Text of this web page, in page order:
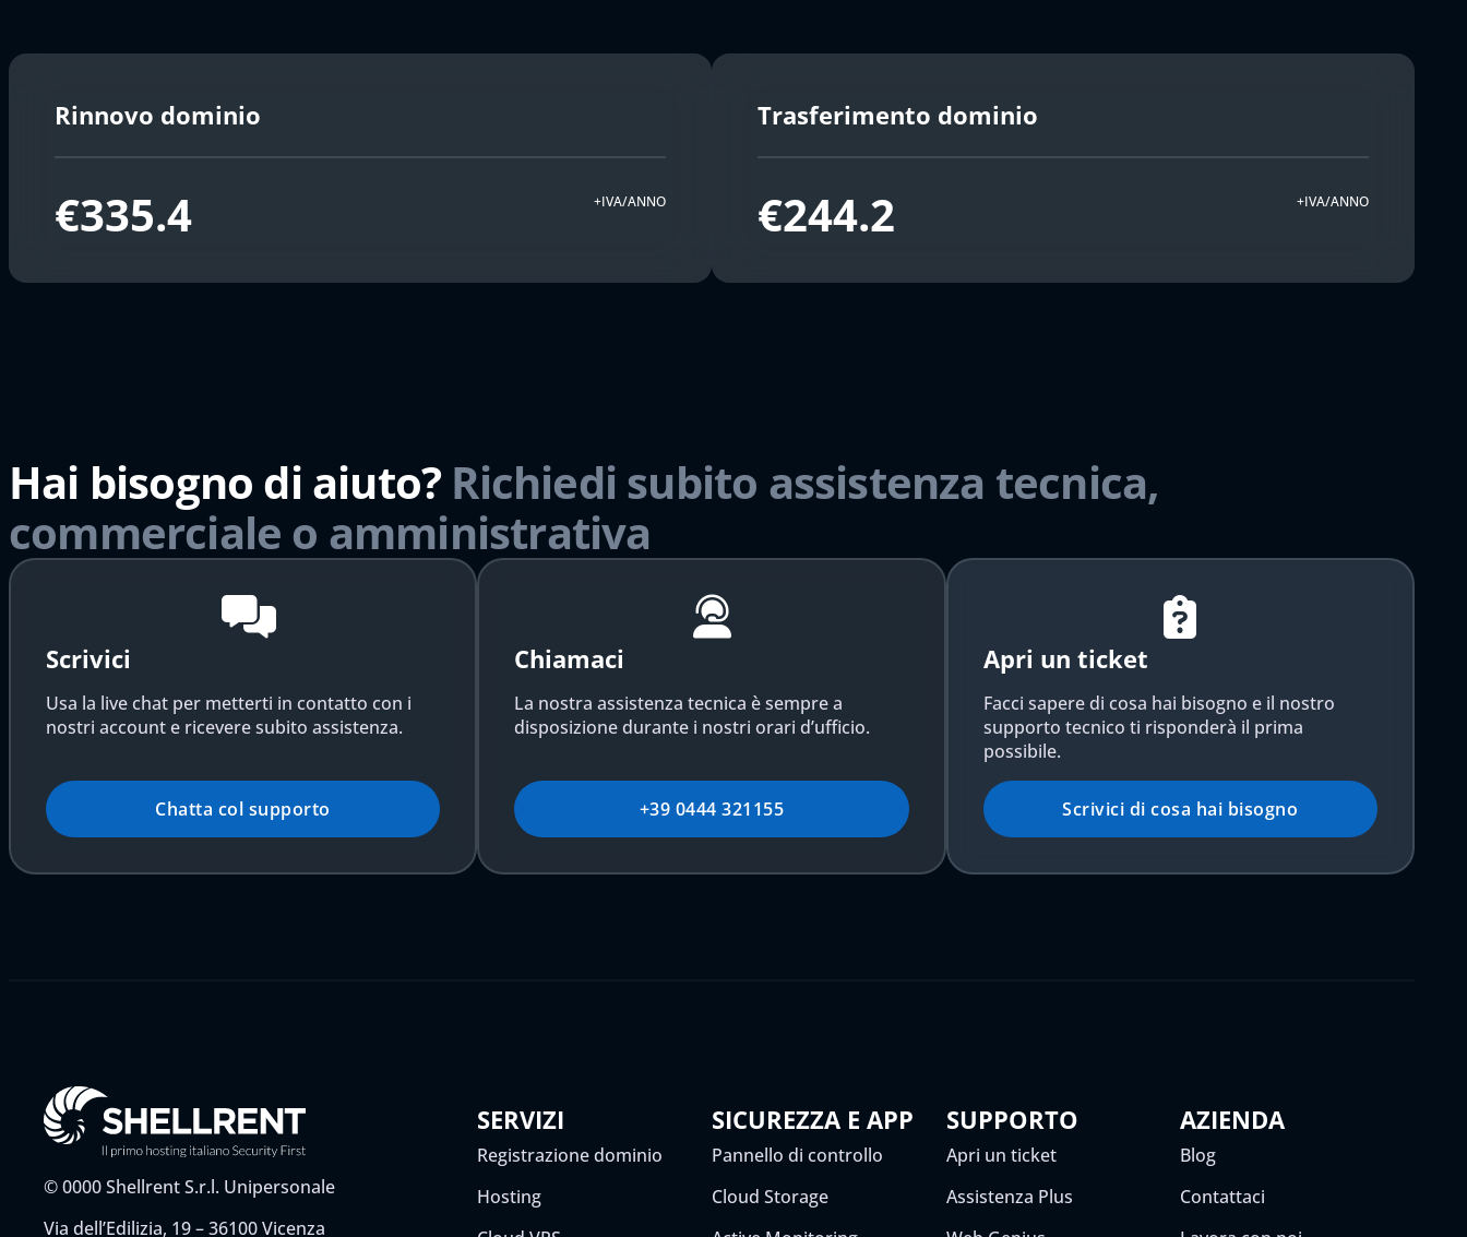
Rinnovo dominio
€335.4 +IVA/ANNO
Trasferimento dominio
€244.2 +IVA/ANNO
Hai bisogno di aiuto? Richiedi subito assistenza tecnica,
commerciale o amministrativa
Scrivici
Usa la live chat per metterti in contatto con i
nostri account e ricevere subito assistenza.
Chatta col supporto
Chiamaci
La nostra assistenza tecnica è sempre a
disposizione durante i nostri orari d’ufficio.
+39 0444 321155
Apri un ticket
Facci sapere di cosa hai bisogno e il nostro
supporto tecnico ti risponderà il prima
possibile.
Scrivici di cosa hai bisogno
©0000Shellrent S.r.l. Unipersonale
Via dell’Edilizia, 19 – 36100 Vicenza
SERVIZI
Registrazione dominio
Hosting
SICUREZZA E APP
Pannello di controllo
Cloud Storage
SUPPORTO
Apri un ticket
Assistenza Plus
AZIENDA
Blog
Contattaci